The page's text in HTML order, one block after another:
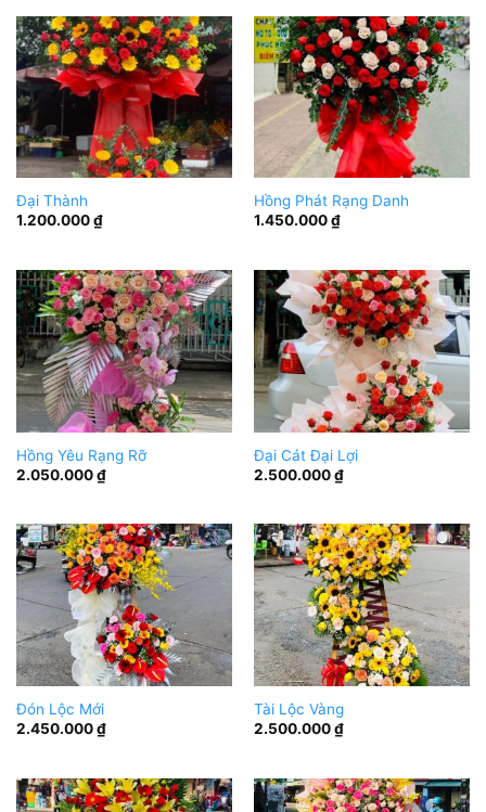
Đại Thành
1.200.000₫
Hồng Phát Rạng Danh
1.450.000₫
Hồng Yêu Rạng Rỡ
2.050.000₫
Đại Cát Đại Lợi
2.500.000₫
Đón Lộc Mới
2.450.000₫
Tài Lộc Vàng
2.500.000₫